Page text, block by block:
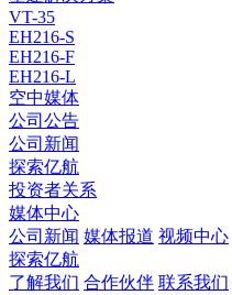
VT-35
EH216-S
EH216-F
EH216-L
空中媒体
公司公告
公司新闻
探索亿航
投资者关系
媒体中心
公司新闻 媒体报道 视频中心
探索亿航
了解我们 合作伙伴 联系我们